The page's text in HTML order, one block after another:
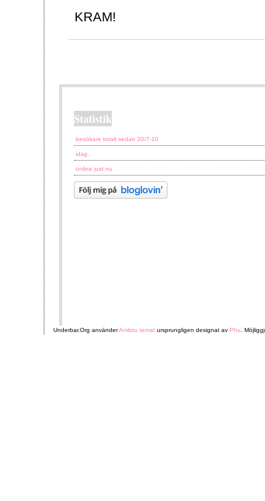
KRAM!
Statistik
besökare totalt sedan 20/7-10
idag.
online just nu.
Underbar.Org använderAmbiru temat ursprungligen designat av Phu .